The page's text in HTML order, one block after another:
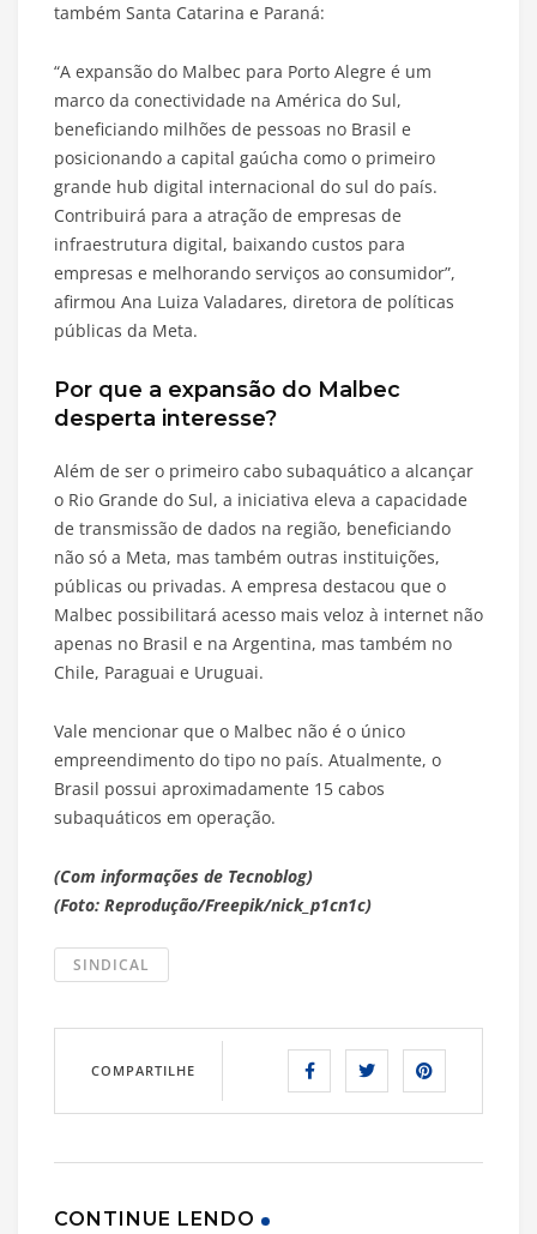
também Santa Catarina e Paraná:
“A expansão do Malbec para Porto Alegre é um
marco da conectividade na América do Sul,
beneficiando milhões de pessoas no Brasil e
posicionando a capital gaúcha como o primeiro
grande hub digital internacional do sul do país.
Contribuirá para a atração de empresas de
infraestrutura digital, baixando custos para
empresas e melhorando serviços ao consumidor”,
afirmou Ana Luiza Valadares, diretora de políticas
públicas da Meta.
Por que a expansão do Malbec
desperta interesse?
Além de ser o primeiro cabo subaquático a alcançar
o Rio Grande do Sul, a iniciativa eleva a capacidade
de transmissão de dados na região, beneficiando
não só a Meta, mas também outras instituições,
públicas ou privadas. A empresa destacou que o
Malbec possibilitará acesso mais veloz à internet não
apenas no Brasil e na Argentina, mas também no
Chile, Paraguai e Uruguai.
Vale mencionar que o Malbec não é o único
empreendimento do tipo no país. Atualmente, o
Brasil possui aproximadamente 15 cabos
subaquáticos em operação.
(Com informações de Tecnoblog)
(Foto: Reprodução/Freepik/nick_p1cn1c)
SINDICAL
COMPARTILHE
CONTINUE LENDO